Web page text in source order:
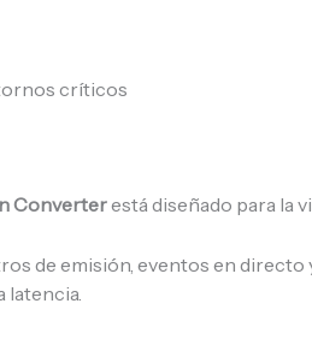
críticos
Converterestá diseñado para la
de emisión, eventos en
latencia.